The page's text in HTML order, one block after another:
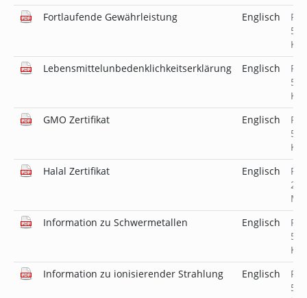
Fortlaufende Gewährleistung
Englisch
PDF
KB
Lebensmittelunbedenklichkeitserklärung
Englisch
PDF
KB
GMO Zertifikat
Englisch
PDF
KB
Halal Zertifikat
Englisch
PDF
MB
Information zu Schwermetallen
Englisch
PDF
KB
Information zu ionisierender Strahlung
Englisch
PDF